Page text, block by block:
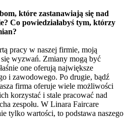
które zastanawiają się nad
Co powiedziałabyś tym, którzy
pracy w naszej firmie, moją
wyzwań. Zmiany mogą być
one oferują największe
i zawodowego. Po drugie, bądź
firma oferuje wiele możliwości
korzystać i stale pracować nad
zespołu. W Linara Faircare
tylko wartości, to podstawa naszego